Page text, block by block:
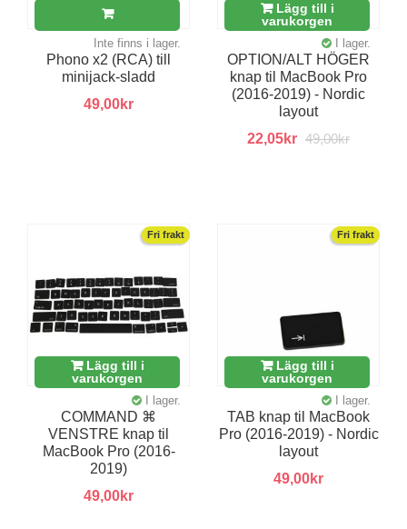
Inte finns i lager.
Phono x2 (RCA) till
minijack-sladd
49,00kr
Lägg till i
varukorgen
I lager.
OPTION/ALT HÖGER
knap til MacBook Pro
(2016-2019) - Nordic
layout
22,05kr 49,00kr
Fri frakt
Lägg till i
varukorgen
I lager.
COMMAND ⌘
VENSTRE knap til
MacBook Pro (2016-
2019)
49,00kr
Fri frakt
Lägg till i
varukorgen
I lager.
TAB knap til MacBook
Pro (2016-2019) - Nordic
layout
49,00kr